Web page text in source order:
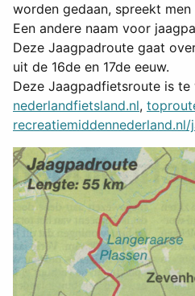
worden gedaan, spreekt men
Een andere naam voor
Deze Jaagpadroute gaat
uit de 16de en 17de eeuw.
Deze Jaagpadfietsroute is te
nederlandfietsland.nl,